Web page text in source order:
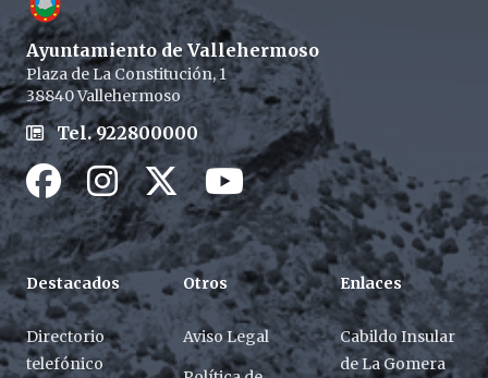
Ayuntamiento de Vallehermoso
Plaza de La Constitución, 1
38840 Vallehermoso
Tel. 922800000
FacebookInstagramTwitter / XYoutube / X
Destacados
Directorio
telefónico
Otros
Aviso Legal
Enlaces
Cabildo Insular
de La Gomera